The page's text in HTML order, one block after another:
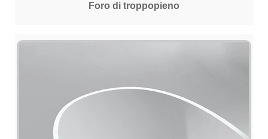
Foro di troppopieno